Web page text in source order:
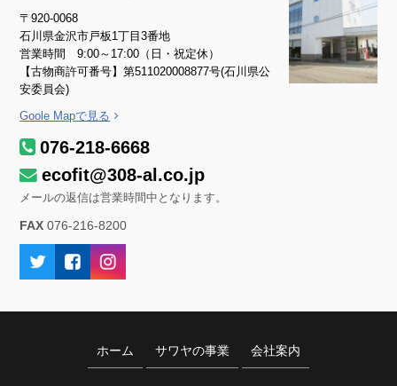
〒920-0068
石川県金沢市戸板1丁目3番地
営業時間 9:00～17:00（日・祝定休）
【古物商許可番号】第511020008877号(石川県公
安委員会)
Goole Mapで見る
076-218-6668
ecofit@308-al.co.jp
メールの返信は営業時間中となります。
FAX 076-216-8200
ホーム サワヤの事業 会社案内